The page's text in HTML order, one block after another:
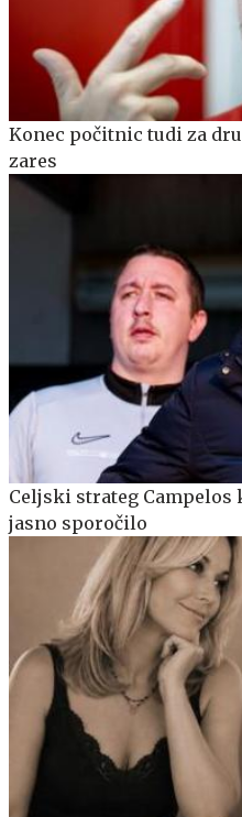
Konec počitnic tudi za
zares
Celjski strateg Campelos
jasno sporočilo